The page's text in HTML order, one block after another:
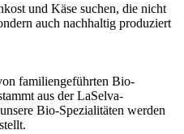
und Käse suchen, die nicht
auch nachhaltig produziert
familiengeführten Bio-
aus der LaSelva-
Bio-Spezialitäten werden